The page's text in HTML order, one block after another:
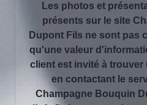
Les photos et
présents sur le site
Dupont Fils ne sont pas
qu'une valeur
client est invité à trouver
en contactant le
Champagne Bouquin